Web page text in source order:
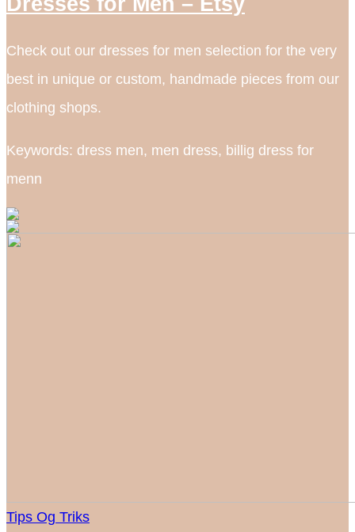
Check out our dresses for men selection for the very
best in unique or custom, handmade pieces from our
clothing shops.
Keywords: dress men, men dress, billig dress for
menn
Tips Og Triks